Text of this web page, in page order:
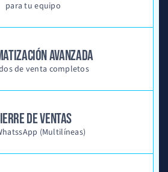
para tu equipo
AVANZADA
de venta completos
DE VENTAS
(Multilíneas)